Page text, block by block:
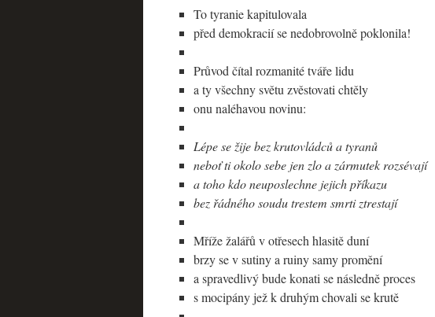
To tyranie kapitulovala
před demokracií se nedobrovolně poklonila!
Průvod čítal rozmanité tváře lidu
a ty všechny světu zvěstovati chtěly
onu naléhavou novinu:
Lépe se žije bez krutovládců a tyranů
neboť ti okolo sebe jen zlo a zármutek rozsévají
a toho kdo neuposlechne jejich příkazu
bez řádného soudu trestem smrti ztrestají
Mříže žalářů v otřesech hlasitě duní
brzy se v sutiny a ruiny samy promění
a spravedlivý bude konati se následně proces
s mocipány jež k druhým chovali se krutě